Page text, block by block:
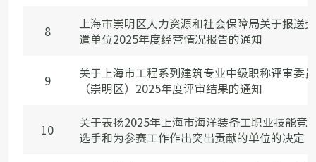
8
上海市崇明区人力资源和社会保障局关于报送
遣单位2025年度经营情况报告的通知
9
关于上海市工程系列建筑专业中级职称评审委
（崇明区）2025年度评审结果的通知
10
关于表扬2025年上海市海洋装备工职业技能竞
选手和为参赛工作作出突出贡献的单位的决定